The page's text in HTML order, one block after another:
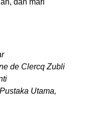
dan mari
Clercq Zubli
Utama,